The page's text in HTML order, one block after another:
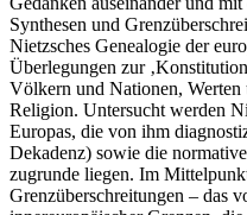
Synthesen und
Nietzsches Genealogie der
Überlegungen zur
Völkern und Nationen,
Religion. Untersucht werden
Europas, die von ihm
Dekadenz) sowie die
zugrunde liegen. Im
Grenzüberschreitungen – das